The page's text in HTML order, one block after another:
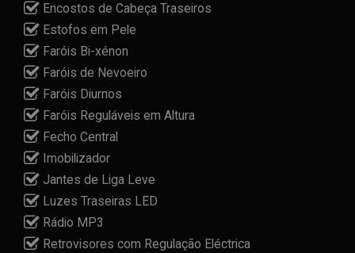
Encostos de Cabeça Traseiros
Estofos em Pele
Faróis Bi-xénon
Faróis de Nevoeiro
Faróis Diurnos
Faróis Reguláveis em Altura
Fecho Central
Imobilizador
Jantes de Liga Leve
Luzes Traseiras LED
Rádio MP3
Retrovisores com Regulação Eléctrica